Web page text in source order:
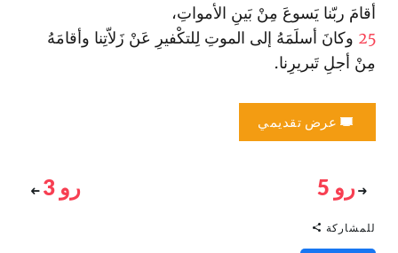
أقامَ ربّنا يَسوعَ مِنْ بَينِ الأمواتِ،
25 وكانَ أسلَمَهُ إلى الموتِ لِلتكْفيرِ عَنْ زَلاّتِنا وأقامَهُ
مِنْ أجلِ تَبريرِنا.
عرض تقديمي
رو 5 رو 3
للمشاركة